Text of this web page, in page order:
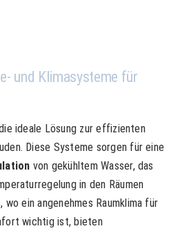
und Klimasysteme für
ideale Lösung zur effizienten
Diese Systeme sorgen für eine
von gekühltem Wasser, das
in den Räumen
wo ein angenehmes Raumklima für
wichtig ist, bieten